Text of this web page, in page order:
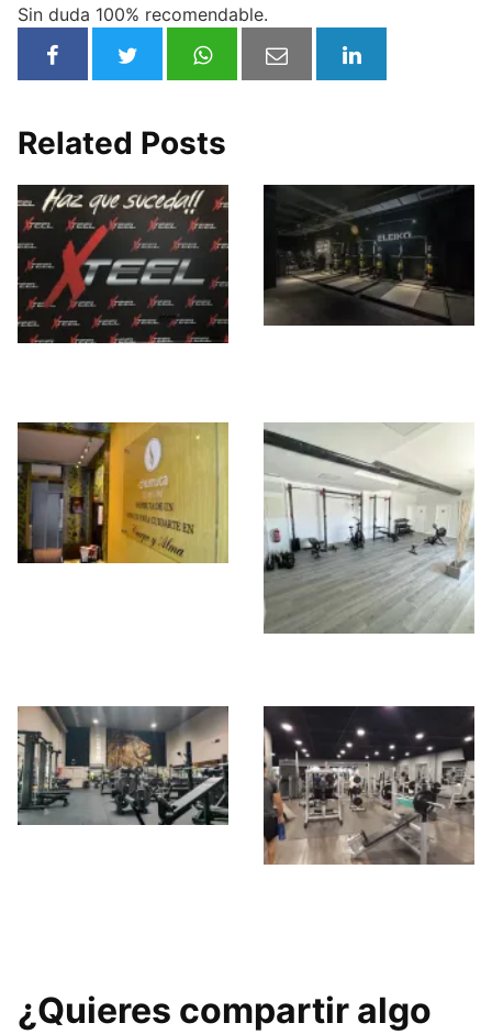
Sin duda 100% recomendable.
Related Posts
¿Quieres compartir algo